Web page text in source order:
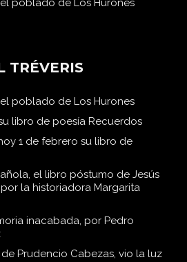
poblado de Los Hurones
TRÉVERIS
poblado de Los Hurones
libro de poesía Recuerdos
1 de febrero su libro de
el libro póstumo de Jesús
la historiadora Margarita
inacabada, por Pedro
Prudencio Cabezas, vio la luz